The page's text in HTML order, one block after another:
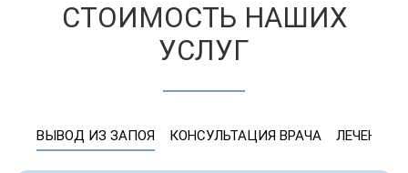
СТОИМОСТЬ НАШИХ
УСЛУГ
ВЫВОД ИЗ ЗАПОЯ КОНСУЛЬТАЦИЯ ВРАЧА ЛЕЧЕНИЕ